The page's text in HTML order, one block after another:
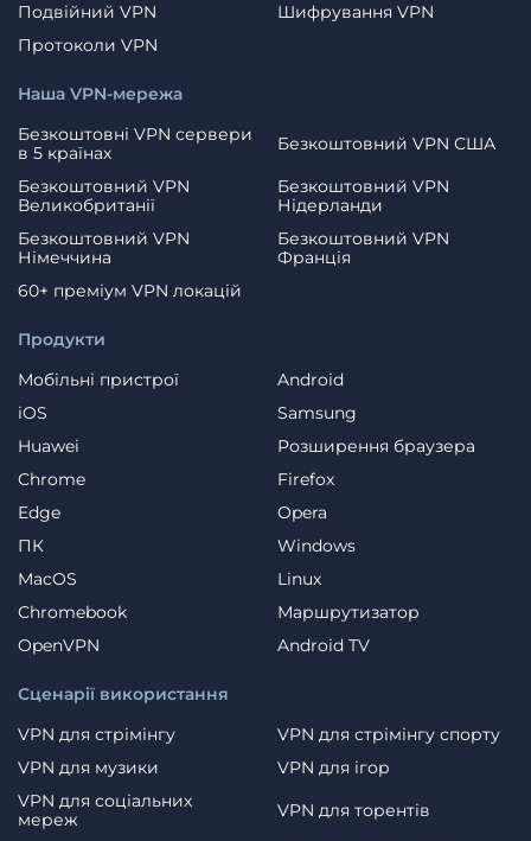
Подвійний VPN
Шифрування VPN
Протоколи VPN
Продукти
Мобільні пристрої
Android
iOS
Samsung
Huawei
Розширення браузера
Chrome
Firefox
Edge
Opera
ПК
Windows
MacOS
Linux
Chromebook
Маршрутизатор
OpenVPN
Android TV
Сценарії використання
VPN для стрімінгу
VPN для стрімінгу спорту
VPN для музики
VPN для ігор
VPN для соціальних
мереж
VPN для торентів
Наша VPN-мережа
Безкоштовні VPN сервери
в 5 країнах
Безкоштовний VPN США
Безкоштовний VPN
Великобританії
Безкоштовний VPN
Нідерланди
Безкоштовний VPN
Німеччина
Безкоштовний VPN
Франція
60+ преміум VPN локацій